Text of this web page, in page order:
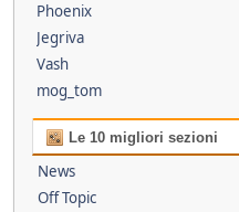
Phoenix
Jegriva
Vash
mog_tom
Le 10 migliori sezioni
News
Off Topic